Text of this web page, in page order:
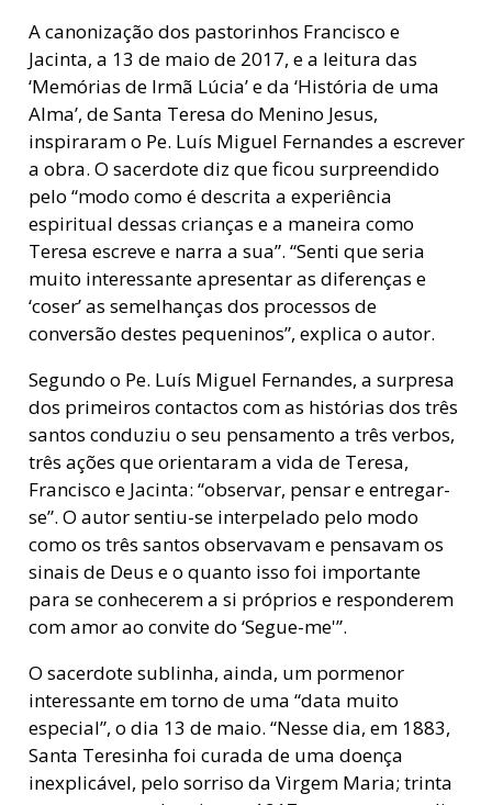
A canonização dos pastorinhos Francisco e
Jacinta, a 13 de maio de 2017, e a leitura das
‘Memórias de Irmã Lúcia’ e da ‘História de uma
Alma’, de Santa Teresa do Menino Jesus,
inspiraram o Pe. Luís Miguel Fernandes a escrever
a obra. O sacerdote diz que ficou surpreendido
pelo “modo como é descrita a experiência
espiritual dessas crianças e a maneira como
Teresa escreve e narra a sua”. “Senti que seria
muito interessante apresentar as diferenças e
‘coser’ as semelhanças dos processos de
conversão destes pequeninos”, explica o autor.
Segundo o Pe. Luís Miguel Fernandes, a surpresa
dos primeiros contactos com as histórias dos três
santos conduziu o seu pensamento a três verbos,
três ações que orientaram a vida de Teresa,
Francisco e Jacinta: “observar, pensar e entregar-
se”. O autor sentiu-se interpelado pelo modo
como os três santos observavam e pensavam os
sinais de Deus e o quanto isso foi importante
para se conhecerem a si próprios e responderem
com amor ao convite do ‘Segue-me'”.
O sacerdote sublinha, ainda, um pormenor
interessante em torno de uma “data muito
especial”, o dia 13 de maio. “Nesse dia, em 1883,
Santa Teresinha foi curada de uma doença
inexplicável, pelo sorriso da Virgem Maria; trinta